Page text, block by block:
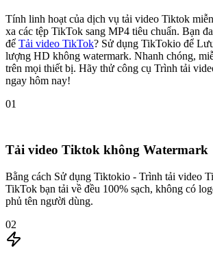
Tính linh hoạt của dịch vụ tải video Tiktok
xa các tệp TikTok sang MP4 tiêu chuẩn. Bạn
để Tải video TikTok? Sử dụng TikTokio để
lượng HD không watermark. Nhanh chóng,
trên mọi thiết bị. Hãy thử công cụ Trình tải
ngay hôm nay!
01
Tải video Tiktok không Watermark
Bằng cách Sử dụng Tiktokio - Trình tải video
TikTok bạn tải về đều 100% sạch, không có
phủ tên người dùng.
02